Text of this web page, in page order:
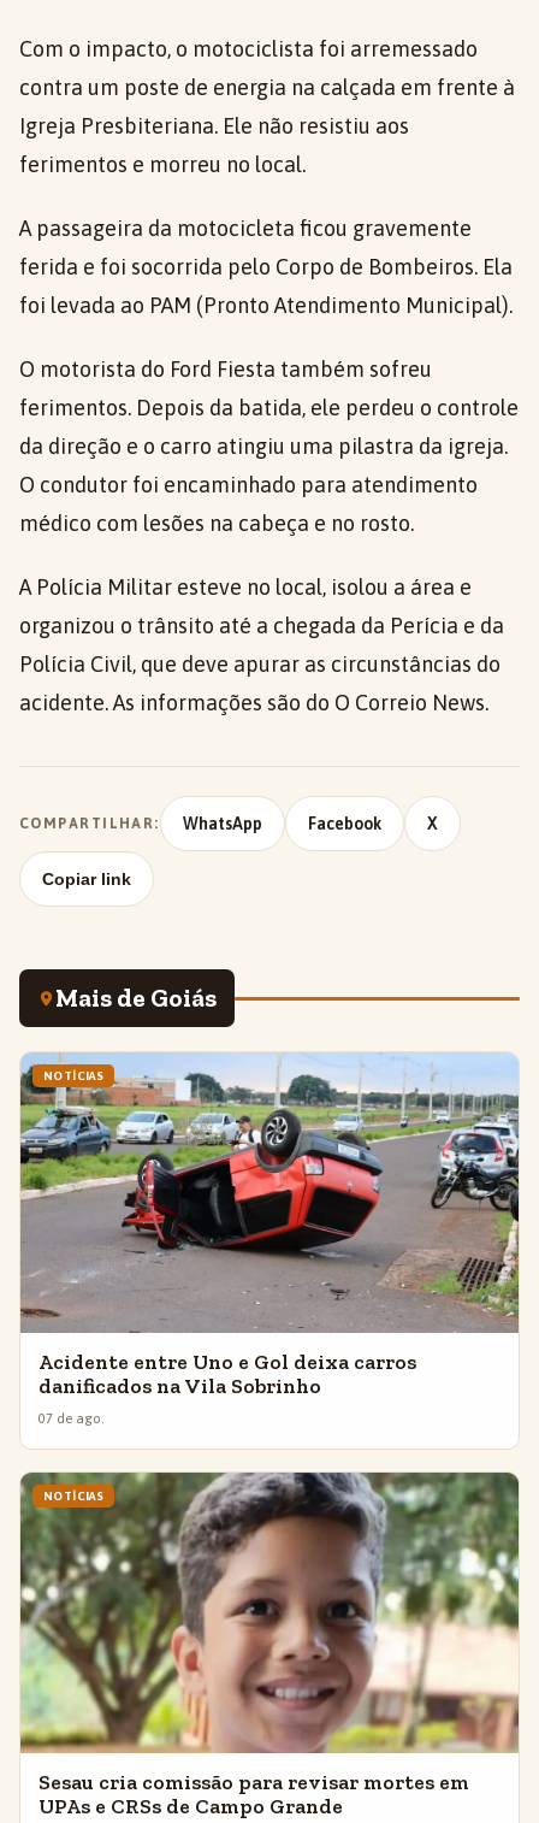
Com o impacto, o motociclista foi arremessado
contra um poste de energia na calçada em frente à
Igreja Presbiteriana. Ele não resistiu aos
ferimentos e morreu no local.
A passageira da motocicleta ficou gravemente
ferida e foi socorrida pelo Corpo de Bombeiros. Ela
foi levada ao PAM (Pronto Atendimento Municipal).
O motorista do Ford Fiesta também sofreu
ferimentos. Depois da batida, ele perdeu o controle
da direção e o carro atingiu uma pilastra da igreja.
O condutor foi encaminhado para atendimento
médico com lesões na cabeça e no rosto.
A Polícia Militar esteve no local, isolou a área e
organizou o trânsito até a chegada da Perícia e da
Polícia Civil, que deve apurar as circunstâncias do
acidente. As informações são do O Correio News.
COMPARTILHAR: WhatsApp Facebook X
Copiar link
Mais de Goiás
NOTÍCIAS
Acidente entre Uno e Gol deixa carros
danificados na Vila Sobrinho
07 de ago.
NOTÍCIAS
Sesau cria comissão para revisar mortes em
UPAs e CRSs de Campo Grande